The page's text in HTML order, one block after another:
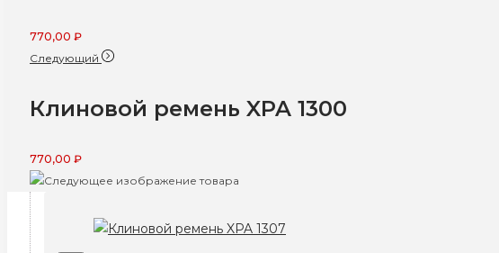
770,00 ₽
Следующий
Клиновой ремень XPA 1300
770,00 ₽